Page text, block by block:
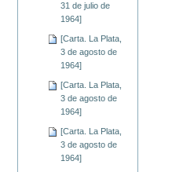
31 de julio de
1964]
[Carta. La Plata,
3 de agosto de
1964]
[Carta. La Plata,
3 de agosto de
1964]
[Carta. La Plata,
3 de agosto de
1964]